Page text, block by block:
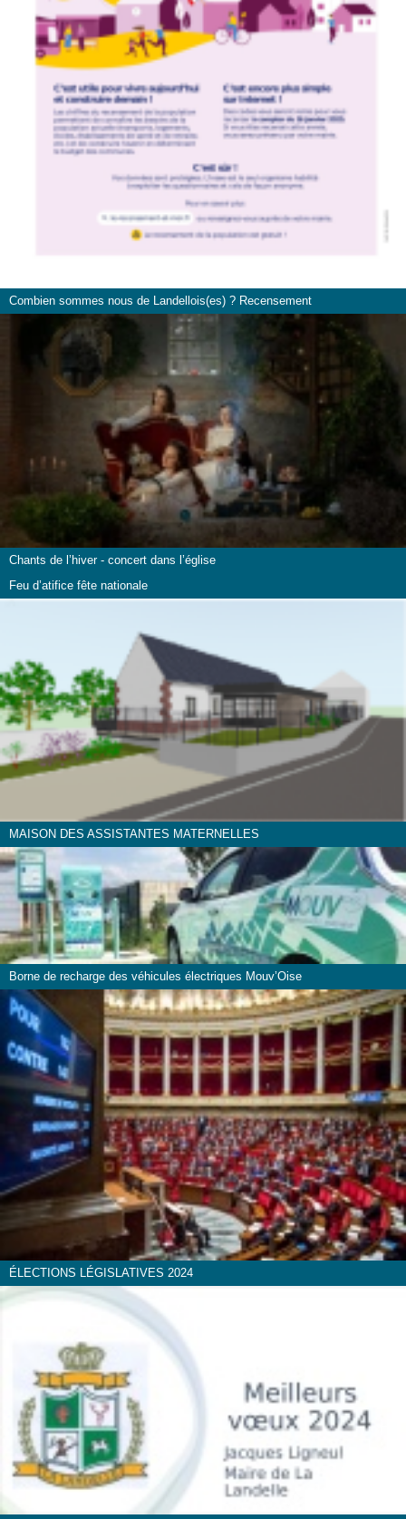
Combien sommes nous de Landellois(es) ? Recensement
Chants de l’hiver - concert dans l’église
Feu d’atifice fête nationale
MAISON DES ASSISTANTES MATERNELLES
Borne de recharge des véhicules électriques Mouv’Oise
ÉLECTIONS LÉGISLATIVES 2024